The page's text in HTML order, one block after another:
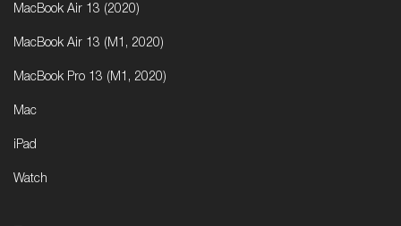
MacBook Air 13 (2020)
MacBook Air 13 (M1, 2020)
MacBook Pro 13 (M1, 2020)
Mac
iPad
Watch